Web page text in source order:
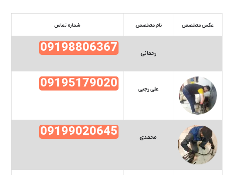
عکس متخصص نام متخصص شماره تماس
رحمانی 09198806367
علی رجبی 09195179020
محمدی 09199020645